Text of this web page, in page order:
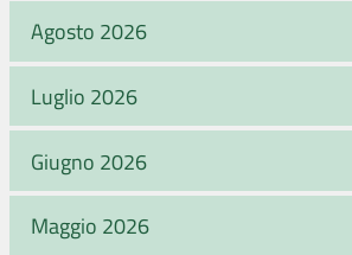
Agosto 2026
Luglio 2026
Giugno 2026
Maggio 2026